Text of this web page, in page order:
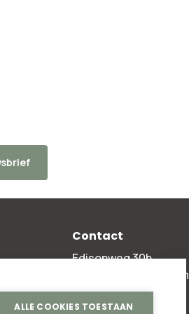
Contact
Edisonweg 30b
2952 AD Alblasserdam
+31 78 204 90 50
ALLE COOKIES TOESTAAN